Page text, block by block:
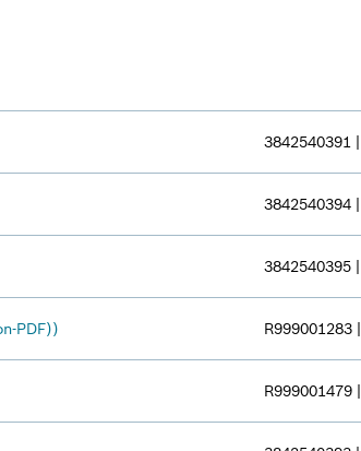
3842540391 |
3842540394 |
3842540395 |
PDF)) R999001283 |
R999001479 |